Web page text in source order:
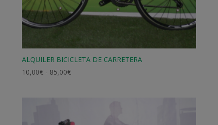
ALQUILER BICICLETA DE CARRETERA
10,00€ - 85,00€Rango